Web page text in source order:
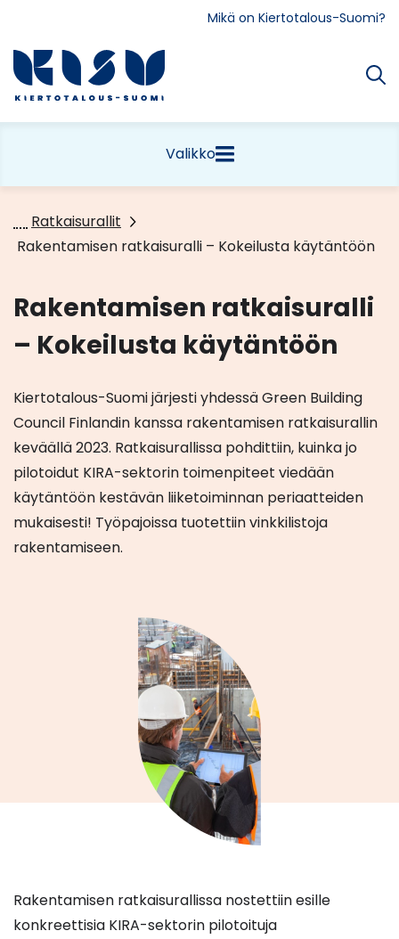
Mikä on Kiertotalous-Suomi?
Etusivu
Valikko
Ratkaisurallit
Rakentamisen ratkaisuralli – Kokeilusta käytäntöön
Rakentamisen ratkaisuralli
– Kokeilusta käytäntöön
Kiertotalous-Suomi järjesti yhdessä Green Building
Council Finlandin kanssa rakentamisen ratkaisurallin
keväällä 2023. Ratkaisurallissa pohdittiin, kuinka jo
pilotoidut KIRA-sektorin toimenpiteet viedään
käytäntöön kestävän liiketoiminnan periaatteiden
mukaisesti! Työpajoissa tuotettiin vinkkilistoja
rakentamiseen.
Rakentamisen ratkaisurallissa nostettiin esille
konkreettisia KIRA-sektorin pilotoituja